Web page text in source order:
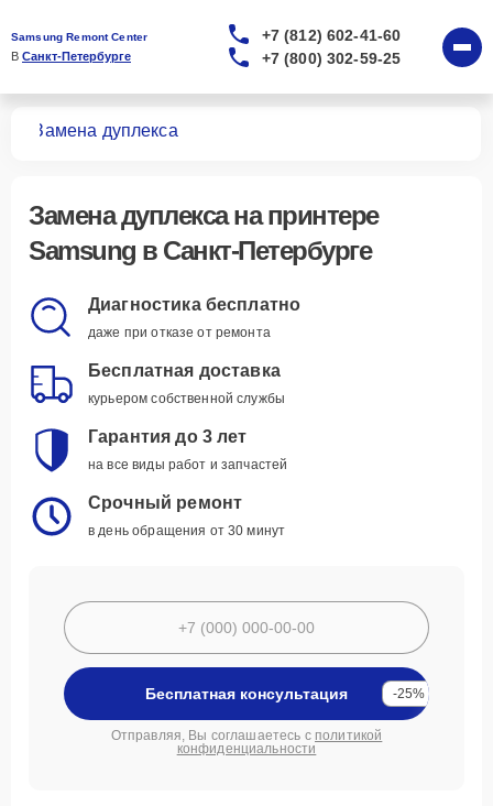
Samsung Remont Center
В Санкт-Петербурге
+7 (812) 602-41-60
+7 (800) 302-59-25
Замена дуплекса
Замена дуплексана принтере
Samsung в Санкт-Петербурге
Диагностика бесплатно
даже при отказе от ремонта
Бесплатная доставка
курьером собственной службы
Гарантия до 3 лет
на все виды работ и запчастей
Срочный ремонт
в день обращения от 30 минут
Бесплатная консультация -25%
Отправляя, Вы соглашаетесь с политикой
конфиденциальности